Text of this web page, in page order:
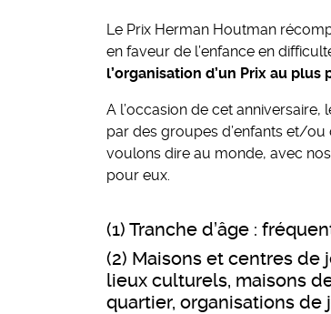
Le Prix Herman Houtman
en faveur de l’enfance en
l’organisation d’un Prix au
A l’occasion de cet
par des groupes d’enfants et/ou
voulons dire au monde, avec
pour eux.
(1) Tranche d’âge :
(2) Maisons et centres de
lieux culturels, maisons
quartier, organisations de